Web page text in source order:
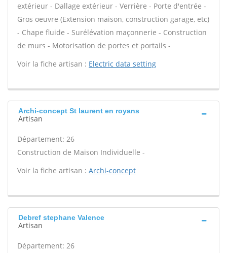
extérieur - Dallage extérieur - Verrière - Porte d'entrée -
Gros oeuvre (Extension maison, construction garage, etc)
- Chape fluide - Surélévation maçonnerie - Construction
de murs - Motorisation de portes et portails -
Voir la fiche artisan : Electric data setting
Archi-concept St laurent en royans
Artisan
Département: 26
Construction de Maison Individuelle -
Voir la fiche artisan : Archi-concept
Debref stephane Valence
Artisan
Département: 26